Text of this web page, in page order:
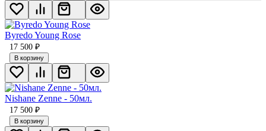
Byredo Young Rose
17 500 ₽
В корзину
Nishane Zenne - 50мл.
17 500 ₽
В корзину